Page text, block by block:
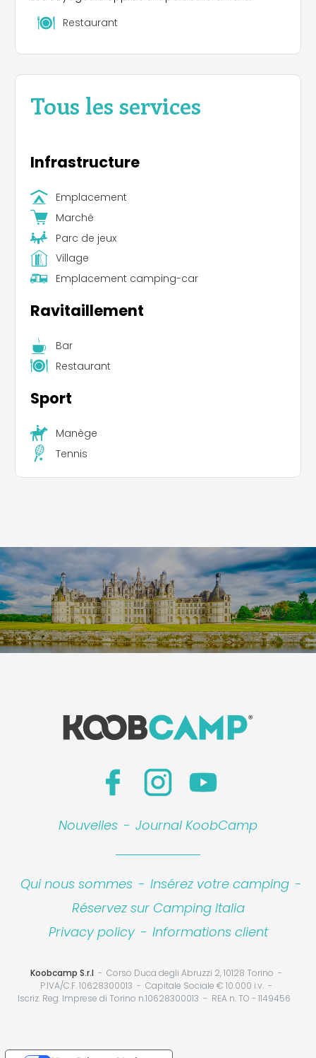
Leaflet |©
Restaurant
Tous les services
Infrastructure
Emplacement
Marché
Parc de jeux
Village
Emplacement camping-car
Ravitaillement
Bar
Restaurant
Sport
Manège
Tennis
Nouvelles - Journal KoobCamp
Qui nous sommes - Insérez votre camping -
Réservez sur Camping Italia
Privacy policy - Informations client
Koobcamp S.r.l
Corso Duca degli Abruzzi 2, 10128 Torino
P.IVA/C.F. 10628300013
Capitale Sociale € 10.000 i.v.
Iscriz. Reg. Imprese di Torino n.10628300013
REA n. TO - 1149456